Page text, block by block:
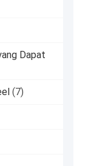
Dapat
(7)